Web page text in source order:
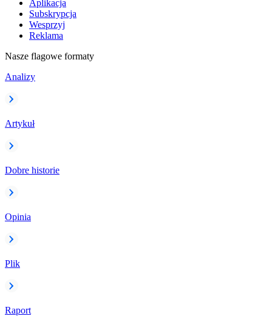
Aplikacja
Subskrypcja
Wesprzyj
Reklama
Nasze flagowe formaty
Analizy
Artykuł
Dobre historie
Opinia
Plik
Raport